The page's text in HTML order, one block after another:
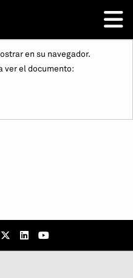
en su navegador.
ver el documento: